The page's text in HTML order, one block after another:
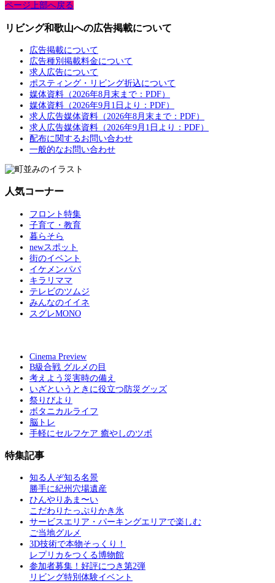
ページ上部へ戻る
リビング和歌山への広告掲載について
広告掲載について
広告種別掲載料金について
求人広告について
ポスティング・リビング折込について
媒体資料（2026年8月末まで：PDF）
媒体資料（2026年9月1日より：PDF）
求人広告媒体資料（2026年8月末まで：PDF）
求人広告媒体資料（2026年9月1日より：PDF）
配布に関するお問い合わせ
一般的なお問い合わせ
人気コーナー
フロント特集
子育て・教育
暮らそら
newスポット
街のイベント
イケメンパパ
キラリママ
テレビのツムジ
みんなのイイネ
スグレMONO
Cinema Preview
B級合戦 グルメの目
考えよう災害時の備え
いざというときに役立つ防災グッズ
祭りびより
ボタニカルライフ
脳トレ
手軽にセルフケア 癒やしのツボ
特集記事
知る人ぞ知る名景
勝手に紀州穴場遺産
ひんやりあま〜い
こだわりたっぷりかき氷
サービスエリア・パーキングエリアで楽しむ
ご当地グルメ
3D技術で本物そっくり！
レプリカをつくる博物館
参加者募集！好評につき第2弾
リビング特別体験イベント